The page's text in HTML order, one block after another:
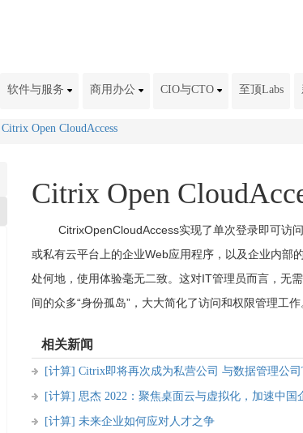
软件与服务 商用办公 CIO与CTO 至顶Labs
Citrix Open CloudAccess
Citrix Open
CitrixOpenCloudAccess实现了单次登录即可访
或私有云平台上的企业Web应用程序，以及企业内部
处何地，使用体验毫无二致。这对IT管理员而言，无
间的众多“身份孤岛”，大大简化了访问和权限管理工作
相关新闻
[计算] Citrix即将再次成为私营公司 与数据管理公司
[计算] 思杰 2022：聚焦桌面云与虚拟化，加速中国
[计算] 未来企业如何应对人才之争